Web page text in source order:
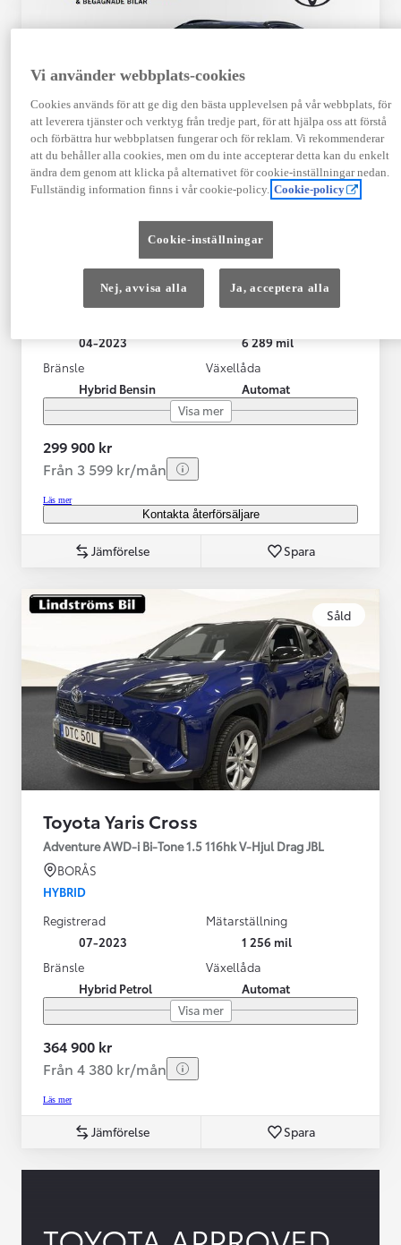
Toyota Yaris Cross
Toyota Yaris Cross 1,5 Hybrid Adventure Drag V-Hjul
KRYLBO
04-2023
6 289 mil
Bränsle
Hybrid Bensin
Växellåda
Automat
Visa mer
299 900 kr
Från 3 599 kr/mån
Läs mer
Kontakta återförsäljare
Jämförelse Spara
Såld
Toyota Yaris Cross
Adventure AWD-i Bi-Tone 1.5 116hk V-Hjul Drag JBL
BORÅS
HYBRID
Registrerad
07-2023
Mätarställning
1 256 mil
Bränsle
Hybrid Petrol
Växellåda
Automat
Visa mer
364 900 kr
Från 4 380 kr/mån
Läs mer
Jämförelse Spara
Vi använder webbplats-cookies
Cookies används för att ge dig den bästa upplevelsen på vår webbplats, för
att leverera tjänster och verktyg från tredje part, för att hjälpa oss att förstå
och förbättra hur webbplatsen fungerar och för reklam. Vi rekommenderar
att du behåller alla cookies, men om du inte accepterar detta kan du enkelt
ändra dem genom att klicka på alternativet för cookie-inställningar nedan.
Fullständig information finns i vår cookie-policy. Cookie-policy
Cookie-inställningar
Nej, avvisa alla Ja, acceptera alla